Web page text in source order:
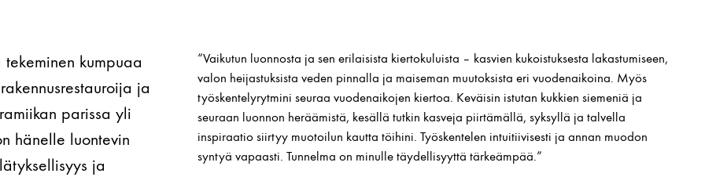
kumpuaa
ja
parissa yli
hänelle luontevin
ja
“Vaikutun luonnosta ja sen erilaisista kiertokuluista – kasvien kukoistuksesta lakastumiseen,
valon heijastuksista veden pinnalla ja maiseman muutoksista eri vuodenaikoina. Myös
työskentelyrytmini seuraa vuodenaikojen kiertoa. Keväisin istutan kukkien siemeniä ja
seuraan luonnon heräämistä, kesällä tutkin kasveja piirtämällä, syksyllä ja talvella
inspiraatio siirtyy muotoilun kautta töihini. Työskentelen intuitiivisesti ja annan muodon
syntyä vapaasti. Tunnelma on minulle täydellisyyttä tärkeämpää.”